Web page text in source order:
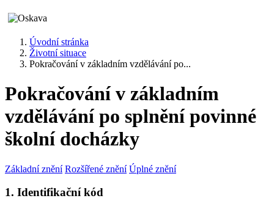
Úvodní stránka
Životní situace
Pokračování v základním vzdělávání po...
Pokračování v základním
vzdělávání po splnění povinné
školní docházky
Základní znění Rozšířené znění Úplné znění
1. Identifikační kód